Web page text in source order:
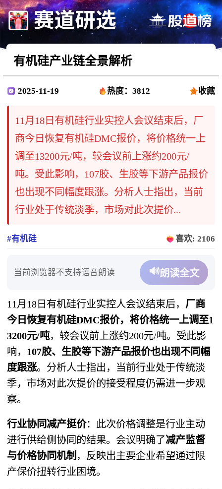
有机硅产业链全景解析
2025-11-19 热度：3812 收藏
11月18日有机硅行业实控人会议结束后，厂
商今日恢复有机硅DMC报价，将价格统一上
调至13200元/吨，较会议前上涨约200元/
吨。受此影响，107胶、生胶等下游产品报价
也出现不同幅度跟涨。分析人士指出，当前
行业处于传统淡季，市场对此次提价...
#有机硅 喜欢: 2106
当前浏览器不支持语音朗读 🔊朗读全文
11月18日有机硅行业实控人会议结束后， 厂商
今日恢复有机硅DMC报价，将价格统一上调至1
3200元/吨，较会议前上涨约200元/吨。受此影
响， 107胶、生胶等下游产品报价也出现不同幅
度跟涨。分析人士指出，当前行业处于传统淡
季，市场对此次提价的接受程度仍需进一步观
察。
行业协同减产挺价：此次价格调整是行业主动
进行供给侧协同的结果。会议明确了减产监督
与价格协同机制 ，反映出主要企业希望通过限
产保价扭转行业困境。